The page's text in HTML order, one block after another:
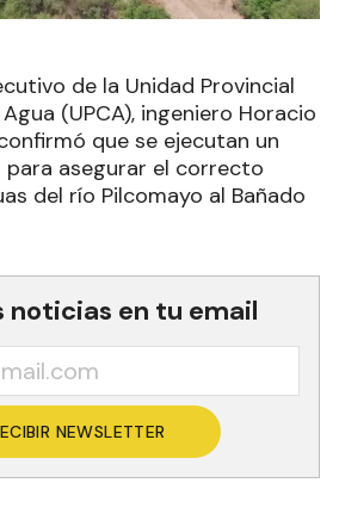
de la Unidad Provincial
(UPCA), ingeniero Horacio
que se ejecutan un
asegurar el correcto
del río Pilcomayo al Bañado
noticias en tu email
NEWSLETTER